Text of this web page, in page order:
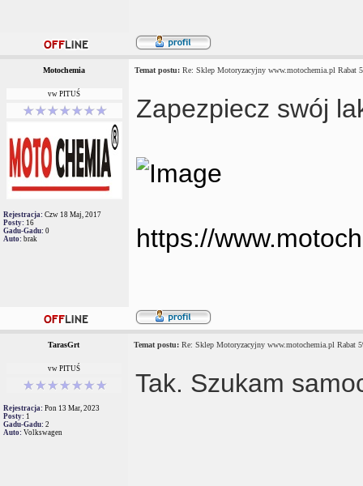
Motochemia Temat postu: Re: Sklep Motoryzacyjny www.motochemia.pl Rabat
vw PITUŚ
Rejestracja: Czw 18 Maj, 2017
Posty: 16
Gadu-Gadu: 0
Auto: brak
Zapezpiecz swój
https://
TarasGrt Temat postu: Re: Sklep Motoryzacyjny www.motochemia.pl Rabat
vw PITUŚ
Rejestracja: Pon 13 Mar, 2023
Posty: 1
Gadu-Gadu: 2
Auto: Volkswagen
Tak. Szukam